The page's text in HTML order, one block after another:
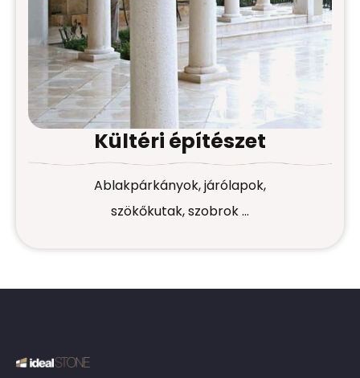
Kültéri építészet
Ablakpárkányok, járólapok,
szökőkutak, szobrok …